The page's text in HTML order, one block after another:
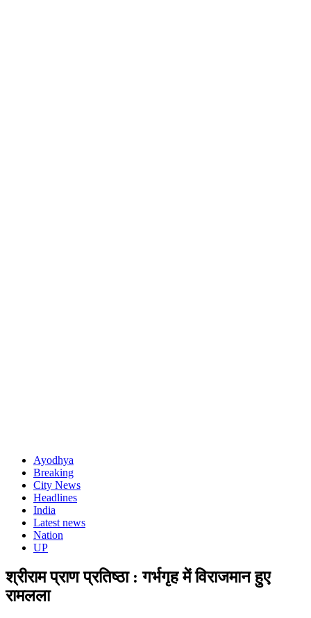
Ayodhya
Breaking
City News
Headlines
India
Latest news
Nation
UP
श्रीराम प्राण प्रतिष्ठा : गर्भगृह में विराजमान हुए
रामलला